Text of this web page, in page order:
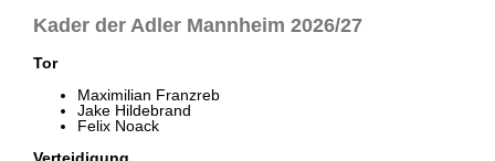
Kader der Adler Mannheim 2026/27
Tor
Maximilian Franzreb
Jake Hildebrand
Felix Noack